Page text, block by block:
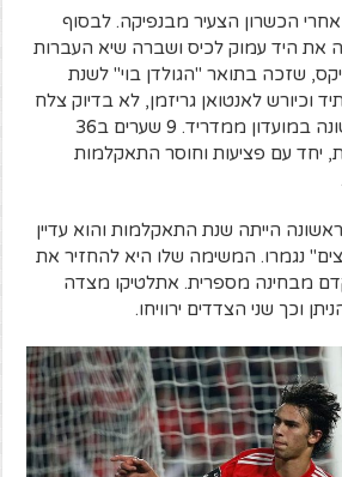
הכשרון הצעיר מבנפיקה. לבסוף
את היד עמוק לכיס ושברה שיא העברות
שזכה בתואר "הגולדן בוי" לשנת
וכיורש לאנטואן גריזמן, לא בדיוק צלח
במשימה בשנתו הראשונה במועדון ממדריד. 9 שערים ב36
יחד עם פציעות וחוסר התאקלמות
הייתה שנת התאקלמות והוא עדיין
נגמרו. המשימה שלו היא להחזיר את
מבחינה מספרית. אתלטיקו מצדה
וכך שני הצדדים ירוויחו.